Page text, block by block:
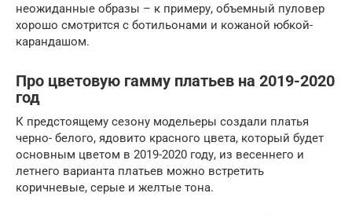
неожиданные образы – к примеру, объемный пуловер
хорошо смотрится с ботильонами и кожаной юбкой-
карандашом.
Про цветовую гамму платьев на 2019-2020
год
К предстоящему сезону модельеры создали платья
черно- белого, ядовито красного цвета, который будет
основным цветом в 2019-2020 году, из весеннего и
летнего варианта платьев можно встретить
коричневые, серые и желтые тона.